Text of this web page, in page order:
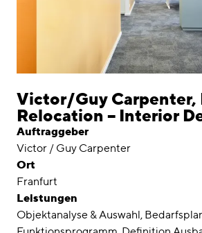
Nach Projekt
Chronologisch
Journal
Awards
Karriere
Victor/Guy Carpenter,
Relocation – Interior
Auftraggeber
Victor / Guy Carpenter
Ort
Franfurt
Leistungen
Objektanalyse & Auswahl,